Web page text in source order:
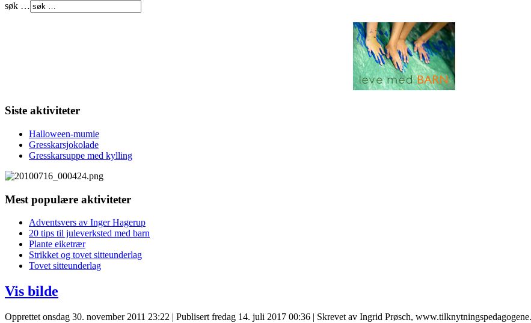
søk …
Siste aktiviteter
Halloween-mumie
Gresskarsjokolade
Gresskarsuppe med kylling
Mest populære aktiviteter
Adventsvers av Inger Hagerup
20 tips til juleverksted med barn
Plante eiketrær
Strikket og tovet sitteunderlag
Tovet sitteunderlag
Vis bilde
Opprettet onsdag 30. november 2011 23:22 | Publisert fredag 14. juli 2017 00:36 | Skrevet av Ingrid Prøsch,